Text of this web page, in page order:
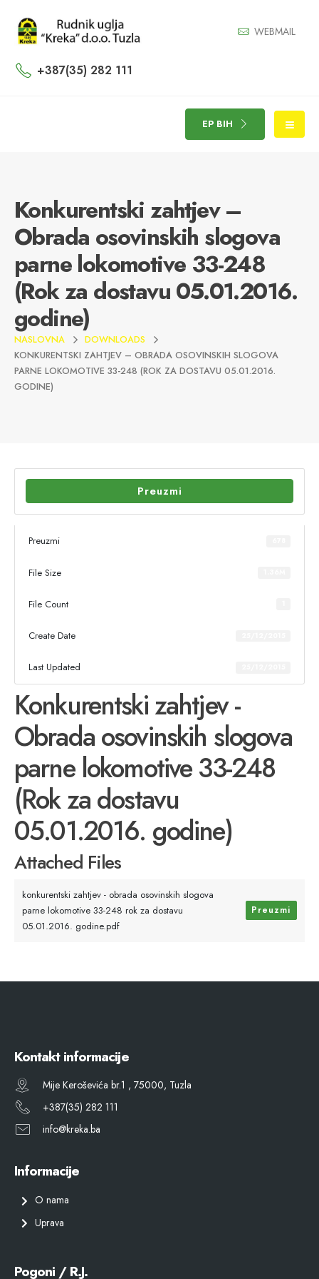
WEBMAIL
+387(35) 282 111
EP BIH
Konkurentski zahtjev –
Obrada osovinskih slogova
parne lokomotive 33-248
(Rok za dostavu 05.01.2016.
godine)
NASLOVNA
DOWNLOADS
KONKURENTSKI ZAHTJEV – OBRADA OSOVINSKIH SLOGOVA
PARNE LOKOMOTIVE 33-248 (ROK ZA DOSTAVU 05.01.2016.
GODINE)
Preuzmi
Preuzmi
File Size
File Count
Create Date
Last Updated
Konkurentski zahtjev -
Obrada osovinskih slogova
parne lokomotive 33-248
(Rok za dostavu
05.01.2016. godine)
Attached Files
konkurentski zahtjev - obrada osovinskih slogova
parne lokomotive 33-248 rok za dostavu
05.01.2016. godine.pdf
Preuzmi
Kontakt informacije
Mije Keroševića br.1 , 75000, Tuzla
+387(35) 282 111
info@kreka.ba
Informacije
O nama
Uprava
Pogoni / R.J.